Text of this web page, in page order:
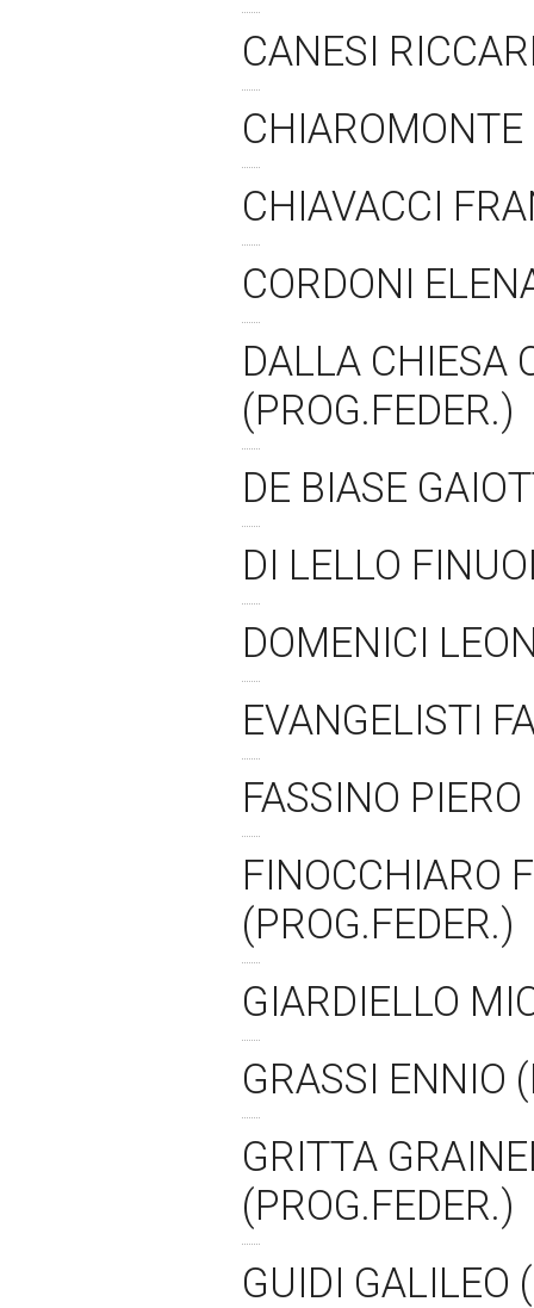
CANESI
CHIAVACCI
CORDONI
DALLA CHIESA
(PROG.FEDER.)
DE BIASE
DI LELLO
DOMENICI
EVANGELISTI
FASSINO
FINOCCHIARO
(PROG.FEDER.)
GIARDIELLO
GRASSI ENNIO
GRITTA
(PROG.FEDER.)
GUIDI GALILEO